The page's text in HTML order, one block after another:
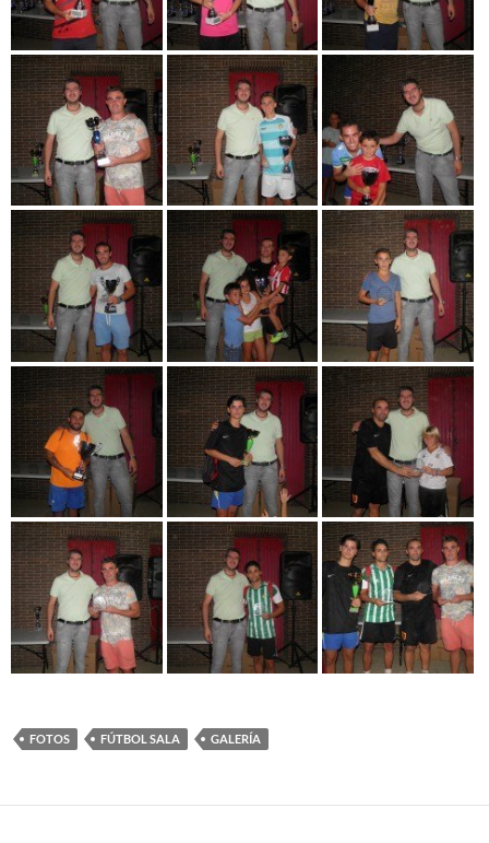
FOTOS FÚTBOL SALA GALERÍA